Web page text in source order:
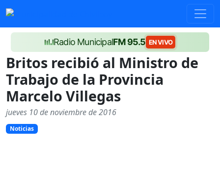
Radio MunicipalFM 95.5 EN VIVO
Britos recibió al Ministro de
Trabajo de la Provincia
Marcelo Villegas
jueves 10 de noviembre de 2016
Noticias